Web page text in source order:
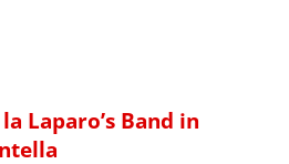
Laparo’s Band in